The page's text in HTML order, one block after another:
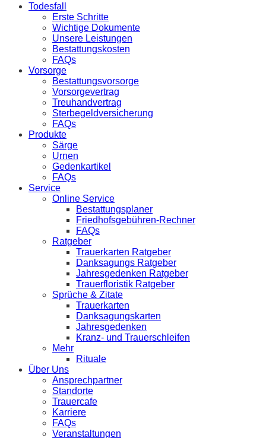
Todesfall
Erste Schritte
Wichtige Dokumente
Unsere Leistungen
Bestattungskosten
FAQs
Vorsorge
Bestattungsvorsorge
Vorsorgevertrag
Treuhandvertrag
Sterbegeldversicherung
FAQs
Produkte
Särge
Urnen
Gedenkartikel
FAQs
Service
Online Service
Bestattungsplaner
Friedhofsgebühren-Rechner
FAQs
Ratgeber
Trauerkarten Ratgeber
Danksagungs Ratgeber
Jahresgedenken Ratgeber
Trauerfloristik Ratgeber
Sprüche & Zitate
Trauerkarten
Danksagungskarten
Jahresgedenken
Kranz- und Trauerschleifen
Mehr
Rituale
Über Uns
Ansprechpartner
Standorte
Trauercafe
Karriere
FAQs
Veranstaltungen